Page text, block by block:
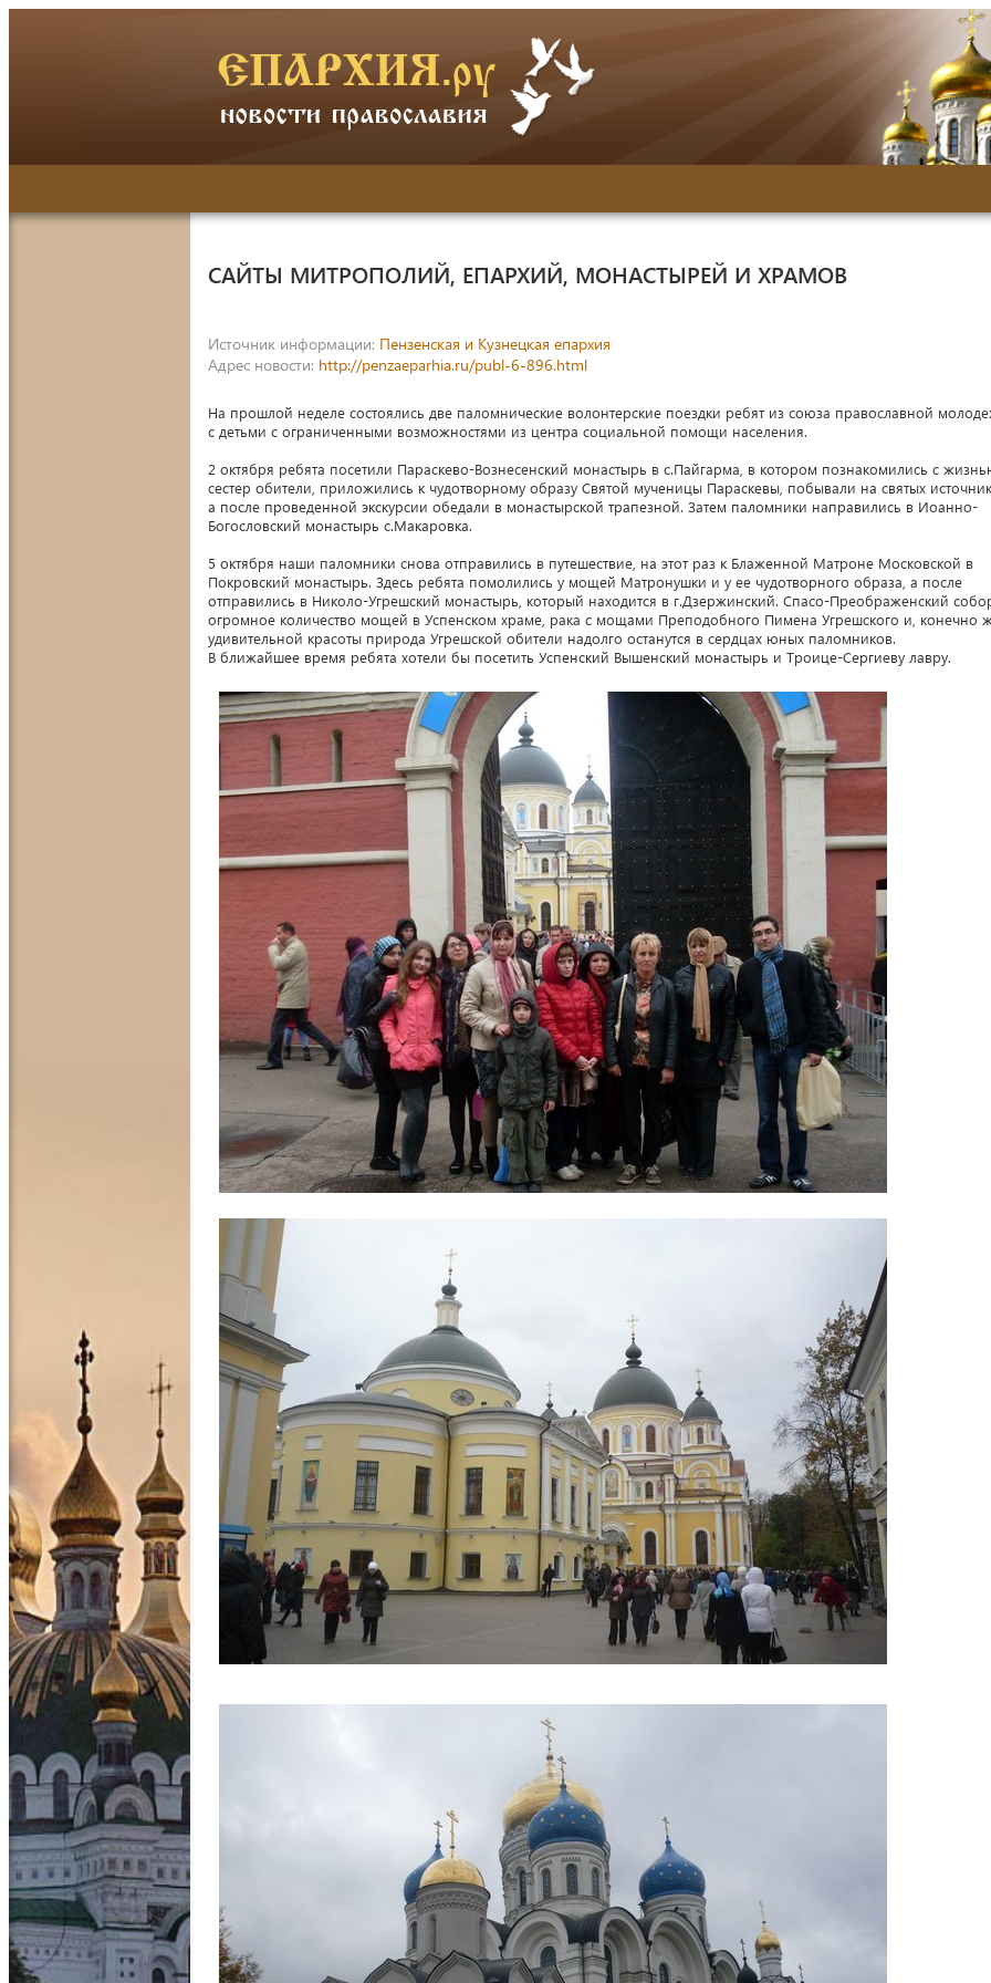
САЙТЫ МИТРОПОЛИЙ, ЕПАРХИЙ, МОНАСТЫРЕЙ И ХРАМОВ
Источник информации: Пензенская и Кузнецкая епархия
Адрес новости: http://penzaeparhia.ru/publ-6-896.html
На прошлой неделе состоялись две паломнические волонтерские поездки ребят из союза православной
с детьми с ограниченными возможностями из центра социальной помощи населения.
2 октября ребята посетили Параскево-Вознесенский монастырь в с.Пайгарма, в котором познакомились с
сестер обители, приложились к чудотворному образу Святой мученицы Параскевы, побывали на святых
а после проведенной экскурсии обедали в монастырской трапезной. Затем паломники направились в Иоанно-
Богословский монастырь с.Макаровка.
5 октября наши паломники снова отправились в путешествие, на этот раз к Блаженной Матроне Московской в
Покровский монастырь. Здесь ребята помолились у мощей Матронушки и у ее чудотворного образа, а после
отправились в Николо-Угрешский монастырь, который находится в г.Дзержинский. Спасо-Преображенский
огромное количество мощей в Успенском храме, рака с мощами Преподобного Пимена Угрешского и, конечно
удивительной красоты природа Угрешской обители надолго останутся в сердцах юных паломников.
В ближайшее время ребята хотели бы посетить Успенский Вышенский монастырь и Троице-Сергиеву лавру.